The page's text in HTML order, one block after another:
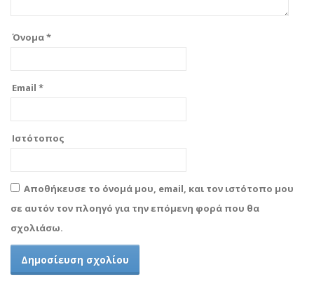
Όνομα*
Email *
Ιστότοπος
Αποθήκευσε το όνομά μου, email, και τον ιστότοπο μου
σε αυτόν τον πλοηγό για την επόμενη φορά που θα
σχολιάσω.